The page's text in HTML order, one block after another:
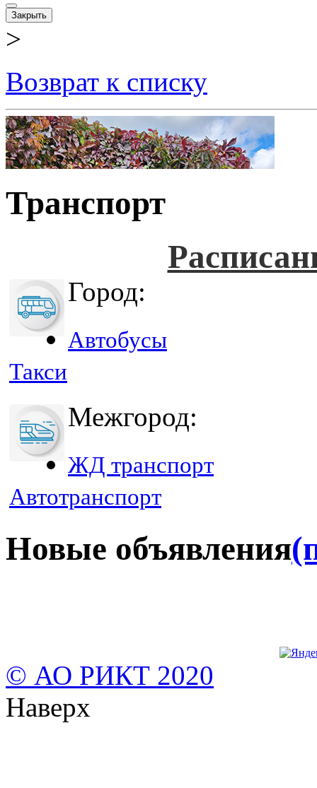
Закрыть
>
Возврат к списку
Транспорт
Город:
Автобусы
Такси
Межгород:
ЖД транспорт
Автотранспорт
Новые объявления
© АО РИКТ 2020
Наверх